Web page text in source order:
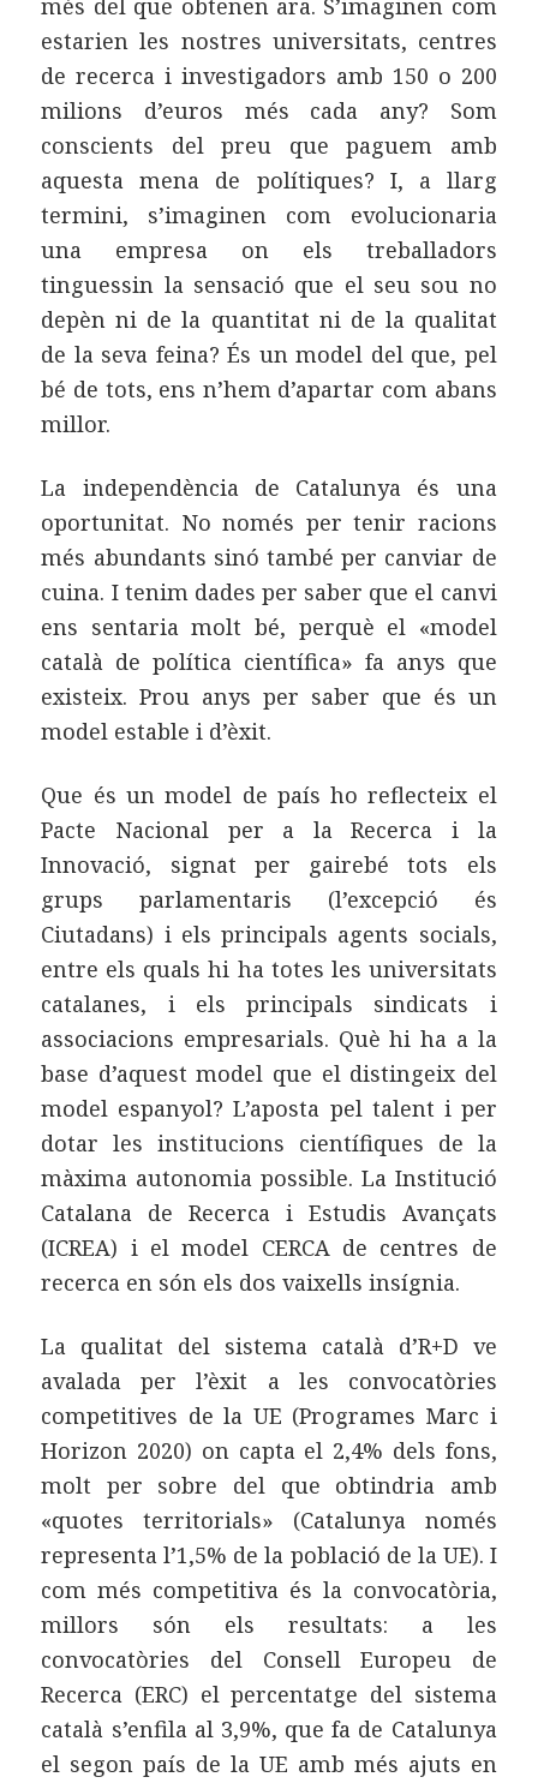
més del que obtenen ara. S’imaginen com
estarien les nostres universitats, centres
de recerca i investigadors amb 150 o 200
milions d’euros més cada any? Som
conscients del preu que paguem amb
aquesta mena de polítiques? I, a llarg
termini, s’imaginen com evolucionaria
una empresa on els treballadors
tinguessin la sensació que el seu sou no
depèn ni de la quantitat ni de la qualitat
de la seva feina? És un model del que, pel
bé de tots, ens n’hem d’apartar com abans
millor.
La independència de Catalunya és una
oportunitat. No només per tenir racions
més abundants sinó també per canviar de
cuina. I tenim dades per saber que el canvi
ens sentaria molt bé, perquè el «model
català de política científica» fa anys que
existeix. Prou anys per saber que és un
model estable i d’èxit.
Que és un model de país ho reflecteix el
Pacte Nacional per a la Recerca i la
Innovació, signat per gairebé tots els
grups parlamentaris (l’excepció és
Ciutadans) i els principals agents socials,
entre els quals hi ha totes les universitats
catalanes, i els principals sindicats i
associacions empresarials. Què hi ha a la
base d’aquest model que el distingeix del
model espanyol? L’aposta pel talent i per
dotar les institucions científiques de la
màxima autonomia possible. La Institució
Catalana de Recerca i Estudis Avançats
(ICREA) i el model CERCA de centres de
recerca en són els dos vaixells insígnia.
La qualitat del sistema català d’R+D ve
avalada per l’èxit a les convocatòries
competitives de la UE (Programes Marc i
Horizon 2020) on capta el 2,4% dels fons,
molt per sobre del que obtindria amb
«quotes territorials» (Catalunya només
representa l’1,5% de la població de la UE). I
com més competitiva és la convocatòria,
millors són els resultats: a les
convocatòries del Consell Europeu de
Recerca (ERC) el percentatge del sistema
català s’enfila al 3,9%, que fa de Catalunya
el segon país de la UE amb més ajuts en